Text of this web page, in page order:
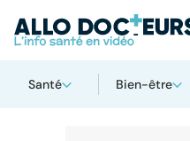
Santé Bien-être